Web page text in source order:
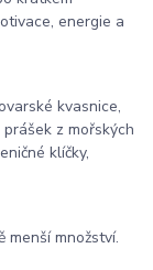
energie a
kvasnice,
z mořských
klíčky,
menší množství.